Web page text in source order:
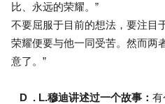
比、永远的荣耀。”
不要屈服于目前的想法，要注目
荣耀便要与他一同受苦。然而两
意了。”
D . L.穆迪讲述过一个故事： 有